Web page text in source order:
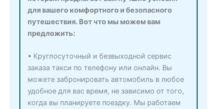
для вашего комфортного и безопасного
путешествия. Вот что мы можем вам
предложить:
• Круглосуточный и безвыходной сервис
заказа такси по телефону или онлайн. Вы
можете забронировать автомобиль в любое
удобное для вас время, не зависимо от того,
когда вы планируете поездку. Мы работаем